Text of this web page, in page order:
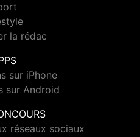
la rédac
sur iPhone
sur Android
réseaux sociaux